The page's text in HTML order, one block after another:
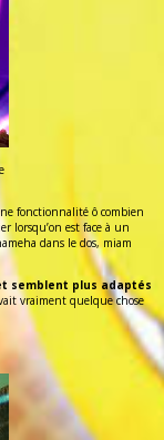
fonctionnalité ô combien
lorsqu’on est face à un
dans le dos, miam
semblent plus adaptés
vraiment quelque chose